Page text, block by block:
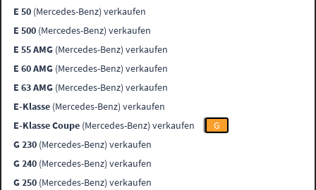
E 50 (Mercedes-Benz) verkaufen
E 500 (Mercedes-Benz) verkaufen
E 55 AMG (Mercedes-Benz) verkaufen
E 60 AMG (Mercedes-Benz) verkaufen
E 63 AMG (Mercedes-Benz) verkaufen
E-Klasse (Mercedes-Benz) verkaufen
E-Klasse Coupe (Mercedes-Benz) verkaufen
G
G 230 (Mercedes-Benz) verkaufen
G 240 (Mercedes-Benz) verkaufen
G 250 (Mercedes-Benz) verkaufen